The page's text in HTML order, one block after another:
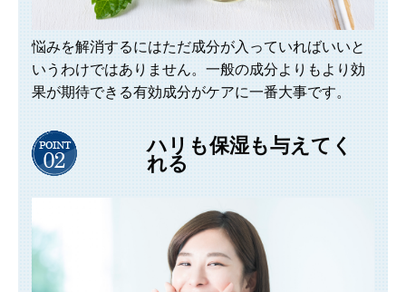
悩みを解消するにはただ成分が入っていればいいと
いうわけではありません。一般の成分よりもより効
果が期待できる有効成分がケアに一番大事です。
ハリも保湿も与えてく
れる